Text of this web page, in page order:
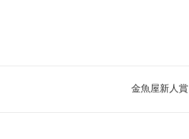
金魚屋新人賞